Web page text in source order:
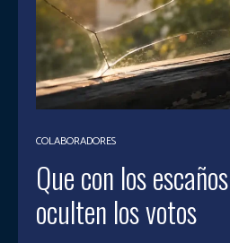
COLABORADORES
Que con los
oculten los votos